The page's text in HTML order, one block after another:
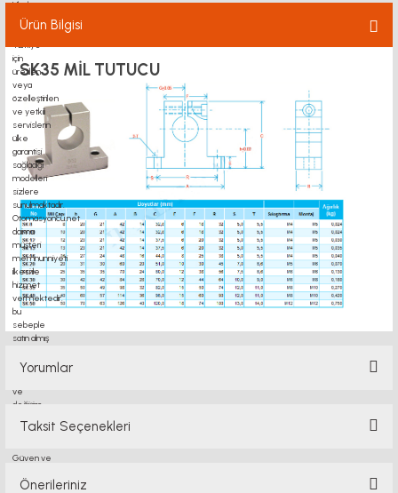
Ürün Bilgisi
SK35 MİL TUTUCU
Yorumlar
Taksit Seçenekleri
Önerileriniz